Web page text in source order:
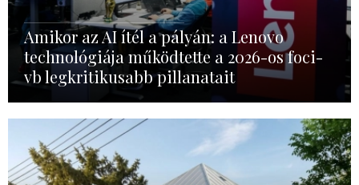
Amikor az AI ítél a pályán: a Lenovo
technológiája működtette a 2026-os foci-
vb legkritikusabb pillanatait